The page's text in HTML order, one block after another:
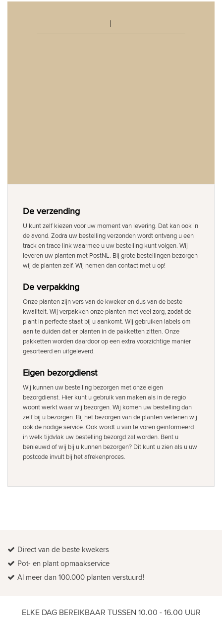
De verzending
U kunt zelf kiezen voor uw moment van levering. Dat kan ook in
de avond. Zodra uw bestelling verzonden wordt ontvang u een
track en trace link waarmee u uw bestelling kunt volgen. Wij
leveren uw planten met PostNL. Bij grote bestellingen bezorgen
wij de planten zelf. Wij nemen dan contact met u op!
De verpakking
Onze planten zijn vers van de kweker en dus van de beste
kwaliteit. Wij verpakken onze planten met veel zorg, zodat de
plant in perfecte staat bij u aankomt. Wij gebruiken labels om
aan te duiden dat er planten in de pakketten zitten. Onze
pakketten worden daardoor op een extra voorzichtige manier
gesorteerd en uitgeleverd.
Eigen bezorgdienst
Wij kunnen uw bestelling bezorgen met onze eigen
bezorgdienst. Hier kunt u gebruik van maken als in de regio
woont werkt waar wij bezorgen. Wij komen uw bestelling dan
zelf bij u bezorgen. Bij het bezorgen van de planten verlenen wij
ook de nodige service. Ook wordt u van te voren geïnformeerd
in welk tijdvlak uw bestelling bezorgd zal worden. Bent u
benieuwd of wij bij u kunnen bezorgen? Dit kunt u zien als u uw
postcode invult bij het afrekenproces.
Direct van de beste kwekers
Pot- en plant opmaakservice
Al meer dan 100.000 planten verstuurd!
ELKE DAG BEREIKBAAR TUSSEN 10.00 - 16.00 UUR